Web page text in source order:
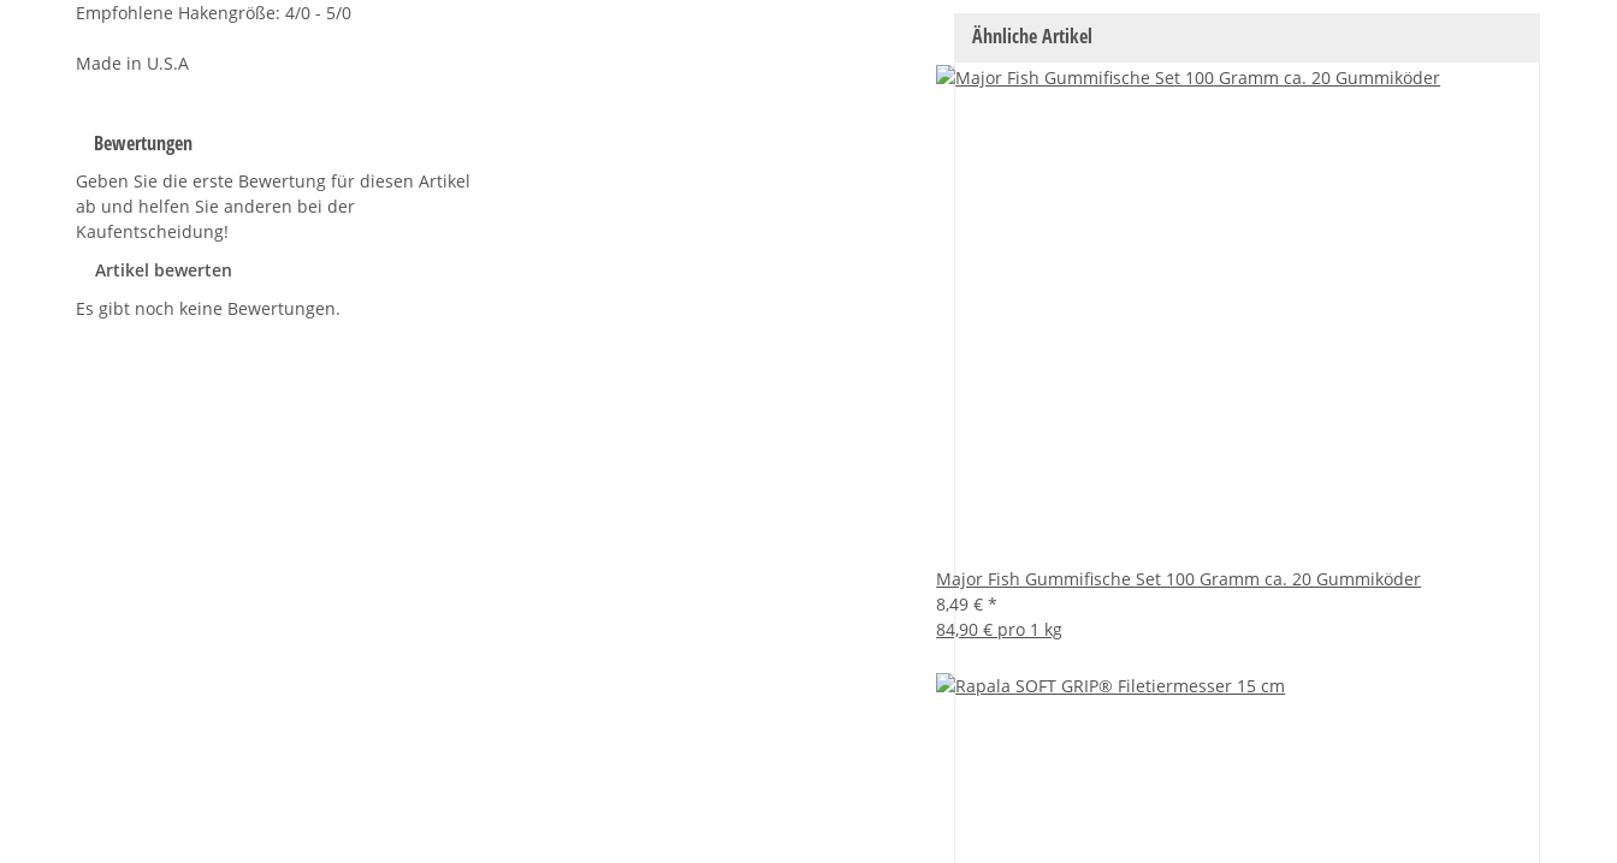
Empfohlene Hakengröße: 4/0 - 5/0
Made in U.S.A
Bewertungen
Geben Sie die erste Bewertung für diesen Artikel
ab und helfen Sie anderen bei der
Kaufentscheidung!
Artikel bewerten
Es gibt noch keine Bewertungen.
Ähnliche Artikel
Major Fish Gummifische Set 100 Gramm ca. 20 Gummiköder
8,49 €*
84,90 € pro 1 kg